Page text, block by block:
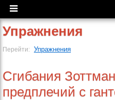
Упражнения
Перейти: Упражнения
Сгибания
предплечий с